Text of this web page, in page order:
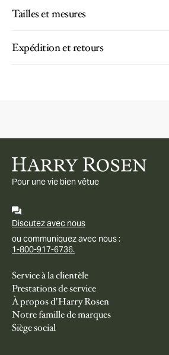
Tailles et mesures
Expédition et retours
Pour une vie bien vêtue
Discutez avec nous
ou communiquez avec nous :
1-800-917-6736.
Service à la clientèle
Prestations de service
À propos d'Harry Rosen
Notre famille de marques
Siège social